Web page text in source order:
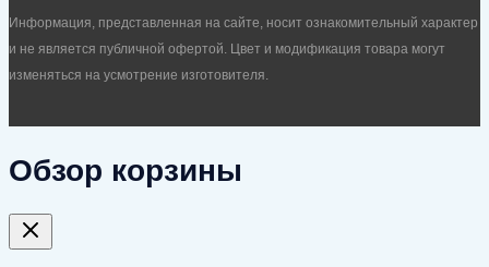
Информация, представленная на сайте, носит ознакомительный характер
и не является публичной офертой. Цвет и модификация товара могут
изменяться на усмотрение изготовителя.
Обзор корзины